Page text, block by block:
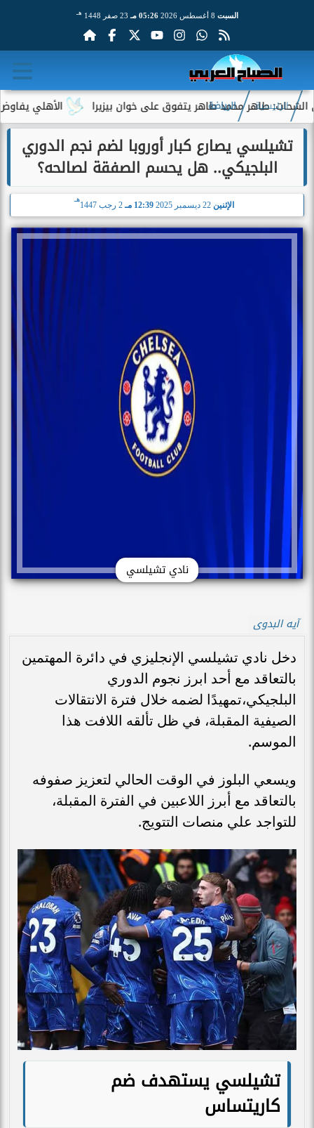
السبت 05:26 مـ 23 صفر 1448 هـ
الأهلي يفاوض أحمد طاهر محمد طاهر يتفوق على خوان بيزيرا
الرئيسية الرياضة
تشيلسي يصارع كبار أوروبا لضم نجم الدوري
البلجيكي.. هل يحسم الصفقة لصالحه؟
الإثنين 12:39 مـ 2 رجب 1447
هـ
نادي تشيلسي
آيه البدوى
دخل نادي تشيلسي الإنجليزي في دائرة المهتمين
بالتعاقد مع أحد ابرز نجوم الدوري
البلجيكي،تمهيدًا لضمه خلال فترة الانتقالات
الصيفية المقبلة، في ظل تألقه اللافت هذا
الموسم.
ويسعي البلوز في الوقت الحالي لتعزيز صفوفه
بالتعاقد مع أبرز اللاعبين في الفترة المقبلة،
للتواجد علي منصات التتويج.
تشيلسي يستهدف ضم
كاريتساس